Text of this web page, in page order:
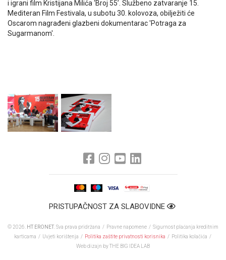
i igrani film Kristijana Milića ‘Broj 55’. Službeno zatvaranje 15.
Mediteran Film Festivala, u subotu 30. kolovoza, obilježiti će
Oscarom nagrađeni glazbeni dokumentarac 'Potraga za
Sugarmanom'.
PRISTUPAČNOST ZA SLABOVIDNE
© 2026. HT ERONET . Sva prava pridržana / Pravne napomene / Sigurnost plaćanja kreditnim
karticama / Uvjeti korištenja / Politika zaštite privatnosti korisnika / Politika kolačića /
Web dizajn by THE BIG IDEA LAB